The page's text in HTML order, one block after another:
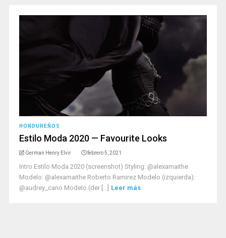
HONDUREÑOS
Estilo Moda 2020 — Favourite Looks
German Henry Elvir febrero 5, 2021
Intro Estilo Moda 2020 (screenshot) Styling: @alexamaithe
Modelo: @alexamaithe Roberto Ramirez Modelo (izquierda):
@audrey_cano Modelo (der [...] Leer más